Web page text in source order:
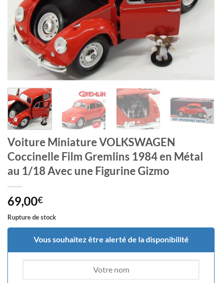
Voiture Miniature VOLKSWAGEN
Coccinelle Film Gremlins 1984 en Métal
au 1/18 Avec une Figurine Gizmo
69,00€
Rupture de stock
Vous souhaitez être alerté de la disponibilité